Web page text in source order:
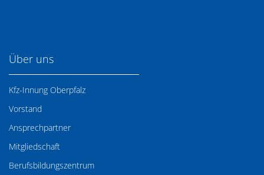
Über uns
Kfz-Innung Oberpfalz
Vorstand
Ansprechpartner
Mitgliedschaft
Berufsbildungszentrum